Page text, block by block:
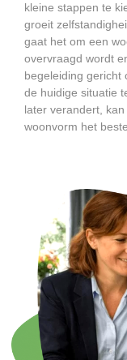
kleine stappen te
groeit
gaat het om een
overvraagd wordt
begeleiding gericht
de huidige situatie
later verandert,
woonvorm het